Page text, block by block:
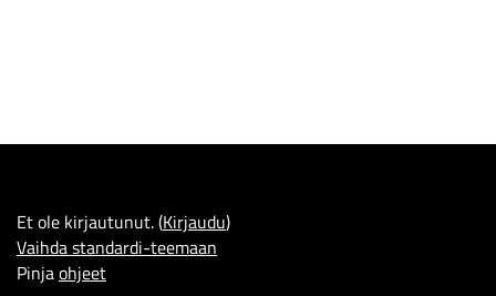
Et ole kirjautunut. (Kirjaudu)
Vaihda standardi-teemaan
Pinjaohjeet